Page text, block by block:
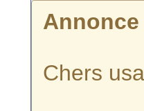
Annonce
Chers